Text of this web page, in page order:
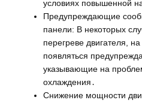
условиях повышенной
Предупреждающие
панели: В некоторых
перегреве двигателя,
появляться
указывающие на
охлаждения․
Снижение мощности